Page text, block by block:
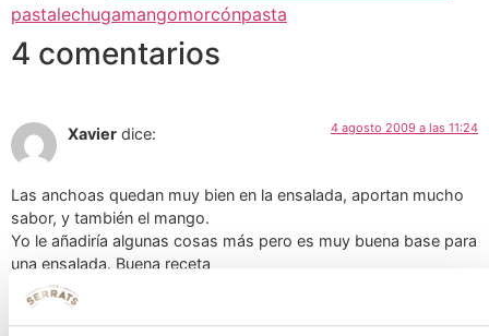
pastalechugamangomorcónpasta
4 comentarios
Xavier dice: 4 agosto 2009 a las 11:24
Las anchoas quedan muy bien en la ensalada, aportan mucho
sabor, y también el mango.
Yo le añadiría algunas cosas más pero es muy buena base para
una ensalada. Buena receta
Responder